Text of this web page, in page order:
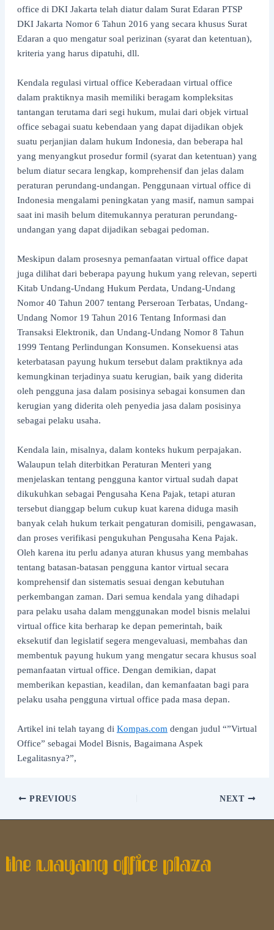
office di DKI Jakarta telah diatur dalam Surat Edaran PTSP
DKI Jakarta Nomor 6 Tahun 2016 yang secara khusus Surat
Edaran a quo mengatur soal perizinan (syarat dan ketentuan),
kriteria yang harus dipatuhi, dll.
Kendala regulasi virtual office Keberadaan virtual office
dalam praktiknya masih memiliki beragam kompleksitas
tantangan terutama dari segi hukum, mulai dari objek virtual
office sebagai suatu kebendaan yang dapat dijadikan objek
suatu perjanjian dalam hukum Indonesia, dan beberapa hal
yang menyangkut prosedur formil (syarat dan ketentuan) yang
belum diatur secara lengkap, komprehensif dan jelas dalam
peraturan perundang-undangan. Penggunaan virtual office di
Indonesia mengalami peningkatan yang masif, namun sampai
saat ini masih belum ditemukannya peraturan perundang-
undangan yang dapat dijadikan sebagai pedoman.
Meskipun dalam prosesnya pemanfaatan virtual office dapat
juga dilihat dari beberapa payung hukum yang relevan, seperti
Kitab Undang-Undang Hukum Perdata, Undang-Undang
Nomor 40 Tahun 2007 tentang Perseroan Terbatas, Undang-
Undang Nomor 19 Tahun 2016 Tentang Informasi dan
Transaksi Elektronik, dan Undang-Undang Nomor 8 Tahun
1999 Tentang Perlindungan Konsumen. Konsekuensi atas
keterbatasan payung hukum tersebut dalam praktiknya ada
kemungkinan terjadinya suatu kerugian, baik yang diderita
oleh pengguna jasa dalam posisinya sebagai konsumen dan
kerugian yang diderita oleh penyedia jasa dalam posisinya
sebagai pelaku usaha.
Kendala lain, misalnya, dalam konteks hukum perpajakan.
Walaupun telah diterbitkan Peraturan Menteri yang
menjelaskan tentang pengguna kantor virtual sudah dapat
dikukuhkan sebagai Pengusaha Kena Pajak, tetapi aturan
tersebut dianggap belum cukup kuat karena diduga masih
banyak celah hukum terkait pengaturan domisili, pengawasan,
dan proses verifikasi pengukuhan Pengusaha Kena Pajak.
Oleh karena itu perlu adanya aturan khusus yang membahas
tentang batasan-batasan pengguna kantor virtual secara
komprehensif dan sistematis sesuai dengan kebutuhan
perkembangan zaman. Dari semua kendala yang dihadapi
para pelaku usaha dalam menggunakan model bisnis melalui
virtual office kita berharap ke depan pemerintah, baik
eksekutif dan legislatif segera mengevaluasi, membahas dan
membentuk payung hukum yang mengatur secara khusus soal
pemanfaatan virtual office. Dengan demikian, dapat
memberikan kepastian, keadilan, dan kemanfaatan bagi para
pelaku usaha pengguna virtual office pada masa depan.
Artikel ini telah tayang di Kompas.com dengan judul “”Virtual
Office” sebagai Model Bisnis, Bagaimana Aspek
Legalitasnya?”,
PREVIOUS NEXT